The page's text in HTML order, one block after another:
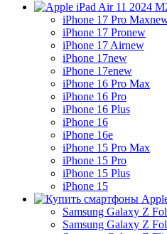
iPhone 17 Pro Max
iPhone 17 Pronew
iPhone 17 Airnew
iPhone 17new
iPhone 17enew
iPhone 16 Pro Max
iPhone 16 Pro
iPhone 16 Plus
iPhone 16
iPhone 16e
iPhone 15 Pro Max
iPhone 15 Pro
iPhone 15 Plus
iPhone 15
Samsung Galaxy Z
Samsung Galaxy Z